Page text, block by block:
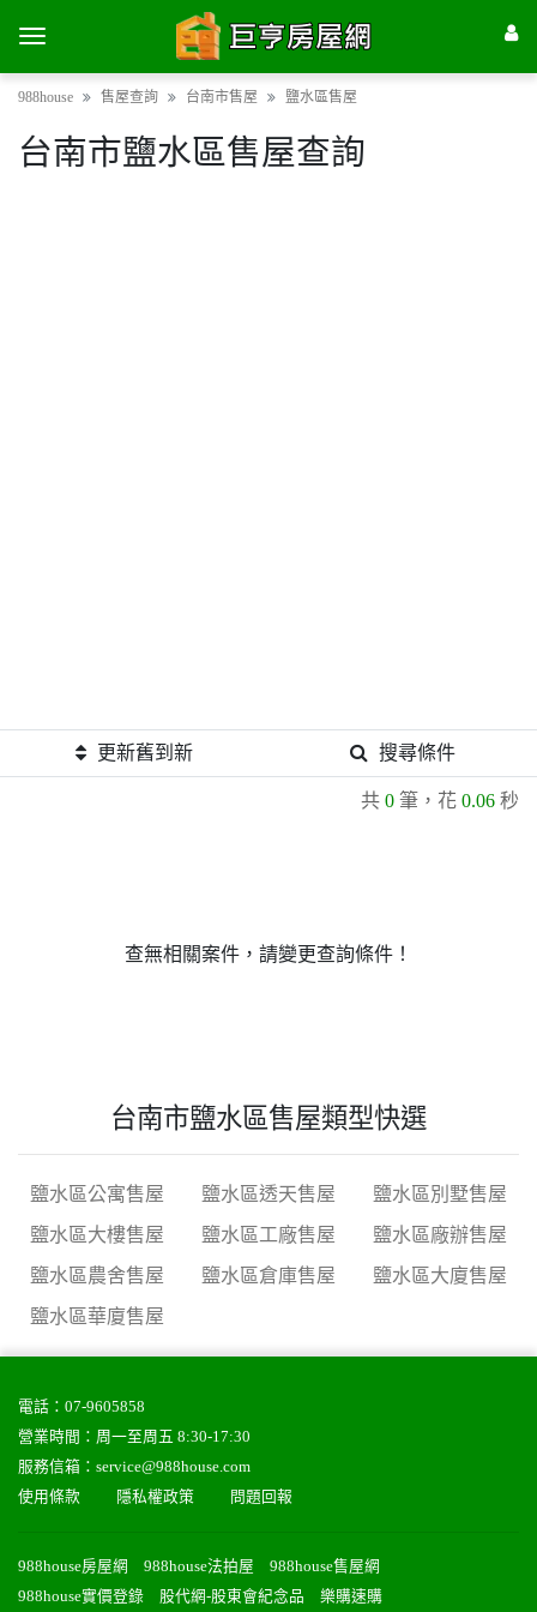
988house 售屋查詢 台南市售屋 鹽水區售屋
台南市鹽水區售屋查詢
更新舊到新 搜尋條件
共 0 筆，花 0.06 秒
查無相關案件，請變更查詢條件！
台南市鹽水區售屋類型快選
鹽水區公寓售屋 鹽水區透天售屋
鹽水區別墅售屋
鹽水區大樓售屋
鹽水區工廠售屋
鹽水區廠辦售屋
鹽水區農舍售屋
鹽水區倉庫售屋
鹽水區大廈售屋
鹽水區華廈售屋
電話： 07-9605858
營業時間：周一至周五 8:30-17:30
服務信箱： service@988house.com
使用條款
隱私權政策 問題回報
988house房屋網 988house法拍屋
988house售屋網
988house實價登錄
股代網-股東會紀念品 樂購速購